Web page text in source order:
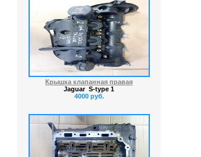
Крышка клапанная правая
Jaguar S-type 1
4000 руб.